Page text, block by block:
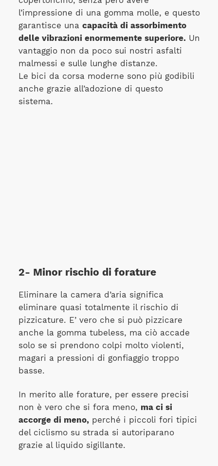
l’impressione di una gomma molle, e questo
garantisce una capacità di assorbimento
delle vibrazioni enormemente superiore.Un
vantaggio non da poco sui nostri asfalti
malmessi e sulle lunghe distanze.
Le bici da corsa moderne sono più godibili
anche grazie all’adozione di questo
sistema.
2- Minor rischio di forature
Eliminare la camera d’aria significa
eliminare quasi totalmente il rischio di
pizzicature. E’ vero che si può pizzicare
anche la gomma tubeless, ma ciò accade
solo se si prendono colpi molto violenti,
magari a pressioni di gonfiaggio troppo
basse.
In merito alle forature, per essere precisi
non è vero che si fora meno, ma ci si
accorge di meno,perché i piccoli fori tipici
del ciclismo su strada si autoriparano
grazie al liquido sigillante.